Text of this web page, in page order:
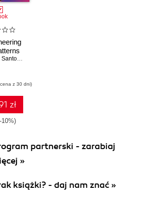
Santosh Hegde
cena z 30 dni)
zł
10%)
partnerski - zarabiaj
»
książki? - daj nam znać »